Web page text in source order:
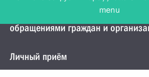
Управление Президента по работе с
обращениями граждан и
Личный приём
menu